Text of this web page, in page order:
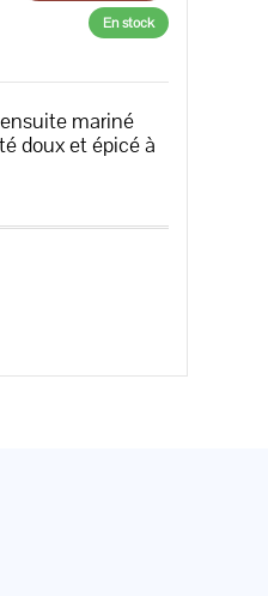
En stock
mariné
doux et épicé à